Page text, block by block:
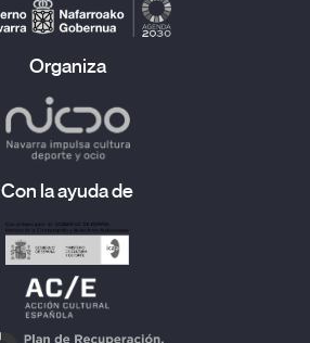
Organiza
Con la ayuda de